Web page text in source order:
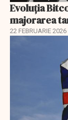
Evoluția
majorarea
22 FEBRUARIE 2026